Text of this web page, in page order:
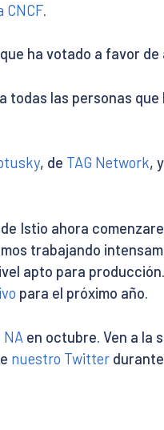
CNCF.
que ha votado a favor
todas las personas
, de TAG Network,
Istio ahora
trabajando
apto para
para el próximo año.
NA en octubre. Ven a la
nuestro Twitter